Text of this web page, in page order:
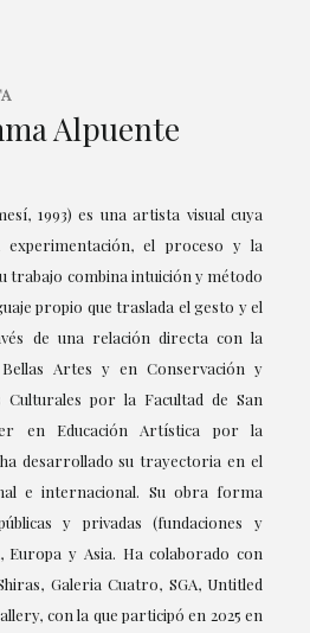
Alpuente
1993) es una artista visual cuya
el proceso y la
trabajo combina intuición y método
propio que traslada el gesto y el
de una relación directa con la
Artes y en Conservación y
Culturales por la Facultad de San
en Educación Artística por la
desarrollado su trayectoria en el
e internacional. Su obra forma
y privadas (fundaciones y
Europa y Asia. Ha colaborado con
Galeria Cuatro, SGA, Untitled
con la que participó en 2025 en